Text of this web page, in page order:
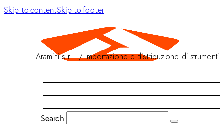
Skip to contentSkip to footer
Aramini s.r.l. / Importazione e distribuzione di strumenti
Search